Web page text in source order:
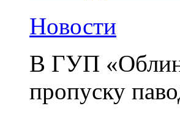
Новости
В ГУП
пропуску